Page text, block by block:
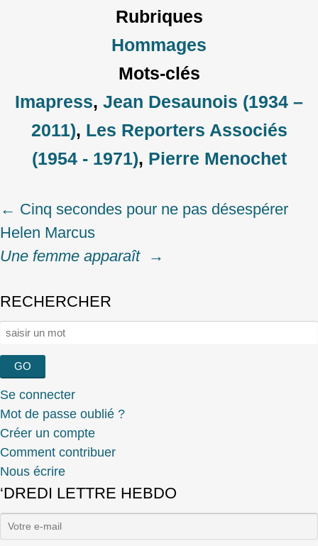
Rubriques
Hommages
Mots-clés
Imapress, Jean Desaunois (1934 –
2011), Les Reporters Associés
(1954 - 1971), Pierre Menochet
Post
navigation
← Cinq secondes pour ne pas désespérer
Helen Marcus
Une femme apparaît
→
RECHERCHER
Rechercher :
Se connecter
Mot de passe oublié ?
Créer un compte
Comment contribuer
Nous écrire
‘DREDI LETTRE HEBDO